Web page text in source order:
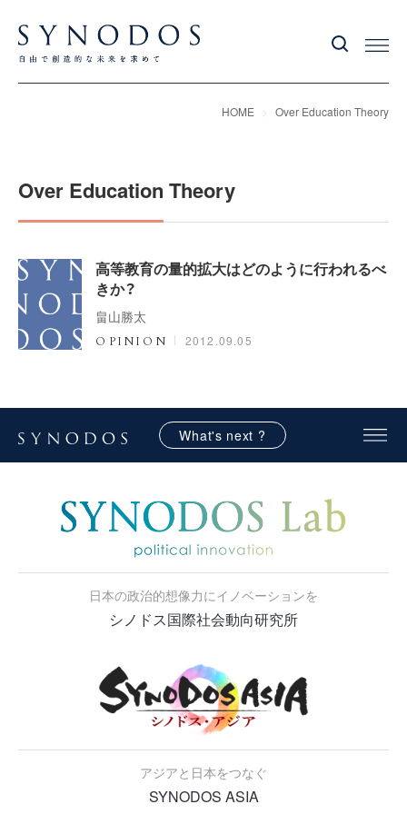
HOME Over Education Theory
Over Education Theory
高等教育の量的拡大はどのように行われるべ
きか？
畠山勝太
OPINION 2012.09.05
What's next ?
日本の政治的想像力にイノベーションを
シノドス国際社会動向研究所
アジアと日本をつなぐ
SYNODOS ASIA